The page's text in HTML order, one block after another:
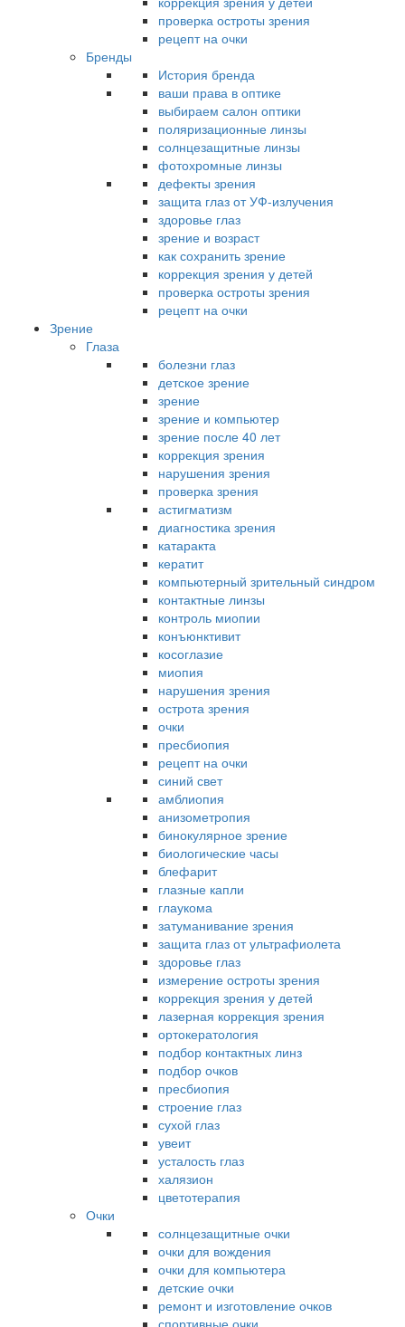
проверка остроты зрения
рецепт на очки
Бренды
История бренда
ваши права в оптике
выбираем салон оптики
поляризационные линзы
солнцезащитные линзы
фотохромные линзы
дефекты зрения
защита глаз от УФ-излучения
здоровье глаз
зрение и возраст
как сохранить зрение
коррекция зрения у детей
проверка остроты зрения
рецепт на очки
Зрение
Глаза
болезни глаз
детское зрение
зрение
зрение и компьютер
зрение после 40 лет
коррекция зрения
нарушения зрения
проверка зрения
астигматизм
диагностика зрения
катаракта
кератит
компьютерный зрительный синдром
контактные линзы
контроль миопии
конъюнктивит
косоглазие
миопия
нарушения зрения
острота зрения
очки
пресбиопия
рецепт на очки
синий свет
амблиопия
анизометропия
бинокулярное зрение
биологические часы
блефарит
глазные капли
глаукома
затуманивание зрения
защита глаз от ультрафиолета
здоровье глаз
измерение остроты зрения
коррекция зрения у детей
лазерная коррекция зрения
ортокератология
подбор контактных линз
подбор очков
пресбиопия
строение глаз
сухой глаз
увеит
усталость глаз
халязион
цветотерапия
Очки
солнцезащитные очки
очки для вождения
очки для компьютера
детские очки
ремонт и изготовление очков